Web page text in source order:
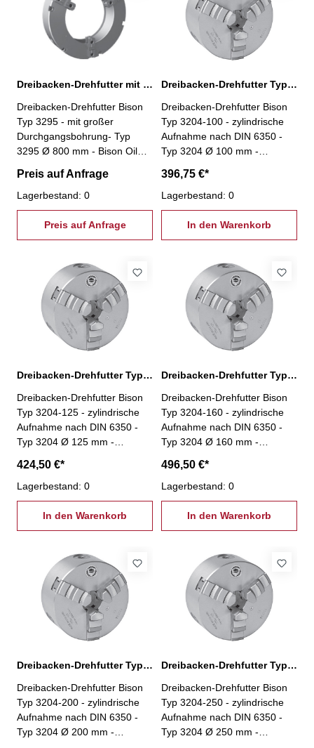
hohe Spannkraft und hohe
Bearbeitungsgenauigkeit -
kann einzeln oder paarweise
gegenüberliegend eingesetzt
weicher Aufsatzbacken und
Spannschlüssel und
Befestigungsschrauben
hohe Spannkraft und hohe
Bearbeitungsgenauigkeit -
kann einzeln oder paarweise
gegenüberliegend eingesetzt
weicher Aufsatzbacken und
Spannschlüssel und
Befestigungsschrauben
Dreibacken-Drehfutter mit großer Bohrung 3295-800
Dreibacken-Drehfutter Bison
Typ 3295 - mit großer
Durchgangsbohrung- Typ
3295 Ø 800 mm - Bison Oil
großer Durchgangsbohrung
eignen sich besonders für die
Bearbeitung langer
Werkstücke und Rohre -
gehärtete und geschliffene
Baugruppen - Futterkörper
aus Guss - geteilte Backen -
hohe Spannkraft und hohe
Bearbeitungsgenauigkeit -
kann einzeln oder paarweise
gegenüberliegend eingesetzt
weicher Aufsatzbacken und
Spannschlüssel und
Befestigungsschrauben
Preis auf Anfrage
Lagerbestand: 0
Preis auf Anfrage
Dreibacken-Drehfutter Typ 3204-100
Dreibacken-Drehfutter Bison
Typ 3204-100 - zylindrische
Aufnahme nach DIN 6350 -
Typ 3204 Ø 100 mm -
relevanten Baugruppen -
Futterkörper aus Guss -
einteilige Backen- inkl. je 1
Satz harter einteiliger
Bohrbacken und harter
Spannschlüssel,
Befestigungsschrauben
396,75 €*
Lagerbestand: 0
In den Warenkorb
Dreibacken-Drehfutter Typ 3204-125
Dreibacken-Drehfutter Bison
Typ 3204-125 - zylindrische
Aufnahme nach DIN 6350 -
Typ 3204 Ø 125 mm -
relevanten Baugruppen -
Futterkörper aus Guss -
einteilige Backen- inkl. je 1
Satz harter einteiliger
Bohrbacken und harter
Spannschlüssel,
Befestigungsschrauben
424,50 €*
Lagerbestand: 0
In den Warenkorb
Dreibacken-Drehfutter Typ 3204-160
Dreibacken-Drehfutter Bison
Typ 3204-160 - zylindrische
Aufnahme nach DIN 6350 -
Typ 3204 Ø 160 mm -
relevanten Baugruppen -
Futterkörper aus Guss -
einteilige Backen- inkl. je 1
Satz harter einteiliger
Bohrbacken und harter
Spannschlüssel,
Befestigungsschrauben
496,50 €*
Lagerbestand: 0
In den Warenkorb
Dreibacken-Drehfutter Typ 3204-200
Dreibacken-Drehfutter Bison
Typ 3204-200 - zylindrische
Aufnahme nach DIN 6350 -
Typ 3204 Ø 200 mm -
Dreibacken-Drehfutter Typ 3204-250
Dreibacken-Drehfutter Bison
Typ 3204-250 - zylindrische
Aufnahme nach DIN 6350 -
Typ 3204 Ø 250 mm -